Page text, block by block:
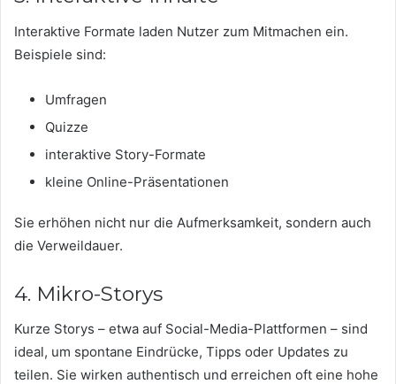
Interaktive Formate laden Nutzer zum Mitmachen ein.
Beispiele sind:
Umfragen
Quizze
interaktive Story-Formate
kleine Online-Präsentationen
Sie erhöhen nicht nur die Aufmerksamkeit, sondern auch
die Verweildauer.
4. Mikro-Storys
Kurze Storys – etwa auf Social-Media-Plattformen – sind
ideal, um spontane Eindrücke, Tipps oder Updates zu
teilen. Sie wirken authentisch und erreichen oft eine hohe